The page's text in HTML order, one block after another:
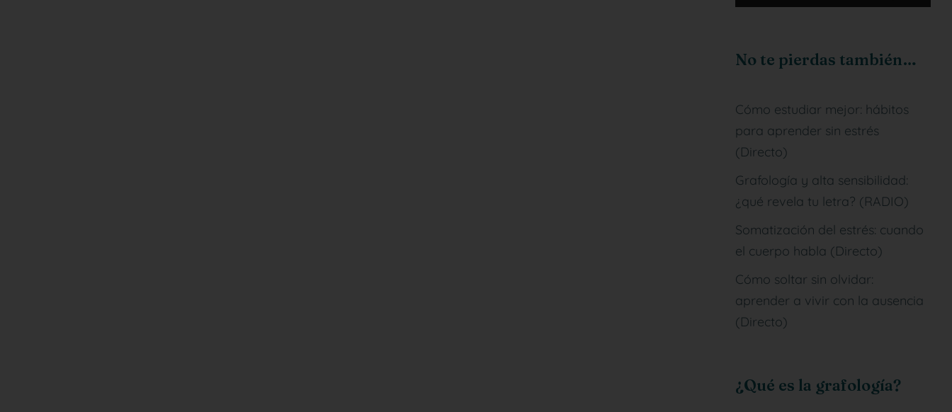
No te pierdas también…
Cómo estudiar mejor: hábitos
para aprender sin estrés
(Directo)
Grafología y alta sensibilidad:
¿qué revela tu letra? (RADIO)
Somatización del estrés: cuando
el cuerpo habla (Directo)
Cómo soltar sin olvidar:
aprender a vivir con la ausencia
(Directo)
¿Qué es la grafología?